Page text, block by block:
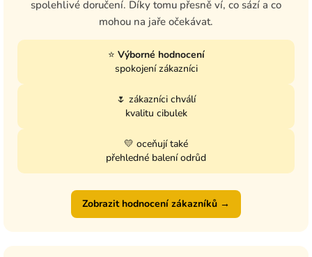
spolehlivé doručení. Díky tomu přesně ví, co sází a co
mohou na jaře očekávat.
⭐ Výborné hodnocení
spokojení zákazníci
🌷 zákazníci chválí
kvalitu cibulek
💛 oceňují také
přehledné balení odrůd
Zobrazit hodnocení zákazníků →